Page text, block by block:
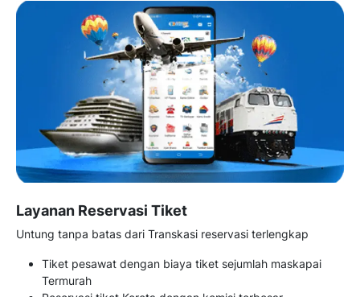
Layanan Reservasi Tiket
Untung tanpa batas dari Transkasi reservasi terlengkap
Tiket pesawat dengan biaya tiket sejumlah maskapai
Termurah